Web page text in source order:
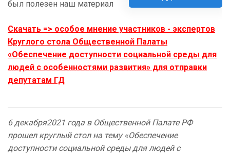
был полезен наш материал
Скачать => особое мнение участников - экспертов
Круглого стола Общественной Палаты
«Обеспечение доступности социальной среды для
людей с особенностями развития» для отправки
депутатам ГД
6 декабря2021 года в Общественной Палате РФ
прошел круглый стол на тему «Обеспечение
доступности социальной среды для людей с